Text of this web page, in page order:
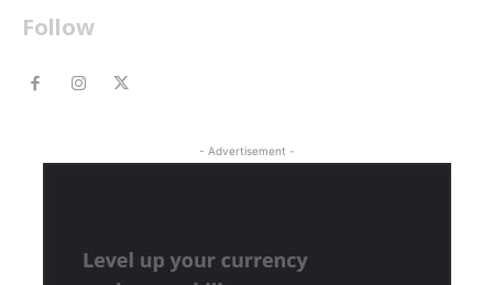
Follow
- Advertisement -